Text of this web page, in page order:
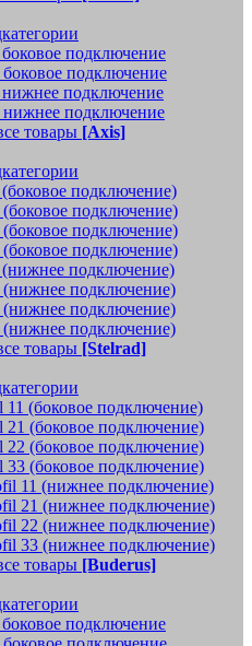
подключение
подключение
подключение
подключение
товары [Axis]
подключение)
подключение)
подключение)
подключение)
подключение)
подключение)
подключение)
подключение)
товары [Stelrad]
(боковое подключение)
21 (боковое подключение)
22 (боковое подключение)
33 (боковое подключение)
11 (нижнее подключение)
21 (нижнее подключение)
22 (нижнее подключение)
33 (нижнее подключение)
товары [Buderus]
подключение